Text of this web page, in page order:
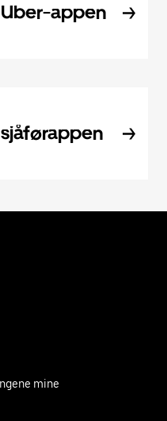
appen
mine